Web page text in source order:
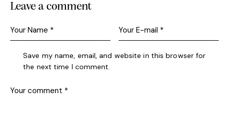
Leave a comment
Save my name, email, and website in this browser for
the next time I comment.